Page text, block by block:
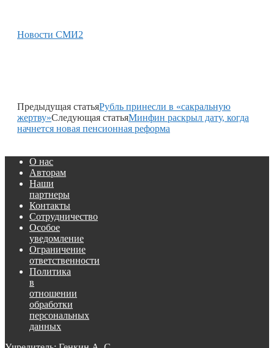
Новости СМИ2
Предыдущая статьяРубль принесли в «сакральную
жертву»Следующая статьяМинфин раскрыл дату, когда
начнется новая пенсионная реформа
О нас
Авторам
Наши
партнеры
Контакты
Сотрудничество
Особое
уведомление
Ограничение
ответственности
Политика
в
отношении
обработки
персональных
данных